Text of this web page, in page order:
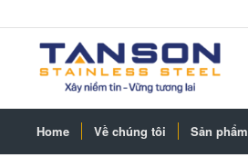
Home Về chúng tôi Sản phẩm